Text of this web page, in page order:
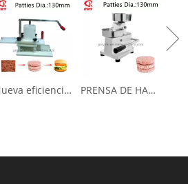
Nueva eficiencia nueva prensa de hamburguesas para hacer pastel de carne (GRT-HR-130L) PRENSA DE HAMBURRERA (GRT-HF100) Fabricante de empanadas de carne